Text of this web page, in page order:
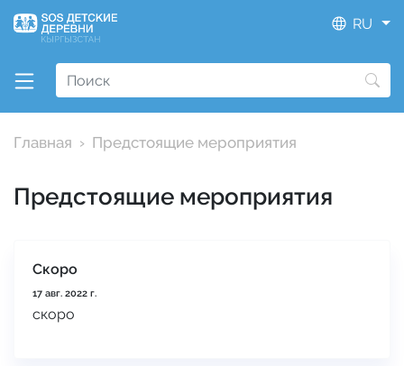
RU
Главная Предстоящие мероприятия
Предстоящие мероприятия
Скоро
17 авг. 2022 г.
скоро